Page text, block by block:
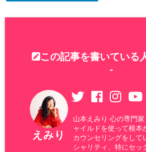
この記事を書いている
-
えみり
山本えみり 心の専門
ャイルドを使って根本
カウンセリングをして
シャリティ、特にセッ